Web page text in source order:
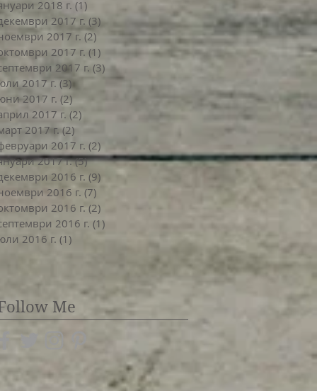
2018 г. (1)
2017 г. (3)3 публикации
2017 г. (2) 2 публикации
2017 г. (1) 1 публикация
2017 г.(3) 3 публикации
2017 г. (3)3 публикации
2017 г. (2)2 публикации
2017 г. (2)
2017 г. (2)
2017 г. (2)
2017 г.(5)5 публикации
2016 г. (9) 9 публикации
2016 г. (7)
2016 г. (2)
2016 г. (1) 1 публикация
2016 г. (1)
Me